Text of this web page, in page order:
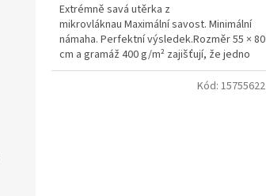
Extrémně savá utěrka z
mikrovláknau Maximální savost. Minimální
námaha. Perfektní výsledek.Rozměr 55 × 80
cm a gramáž 400 g/m² zajišťují, že jedno
standardní vozidlo...
Kód: 15755622